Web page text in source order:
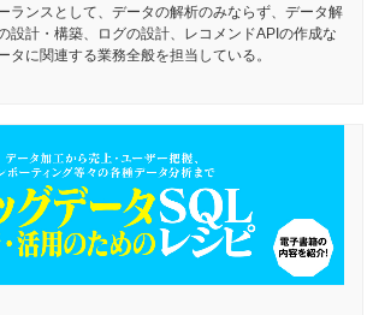
ランスとして、データの解析のみならず、データ解
設計・構築、ログの設計、レコメンドAPIの作成な
タに関連する業務全般を担当している。